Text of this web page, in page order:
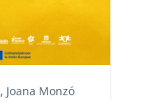
, Joana Monzó